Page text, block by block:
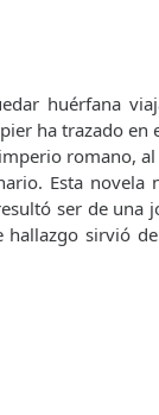
huérfana
ha trazado en
romano,
Esta novela
ser de una
hallazgo sirvió